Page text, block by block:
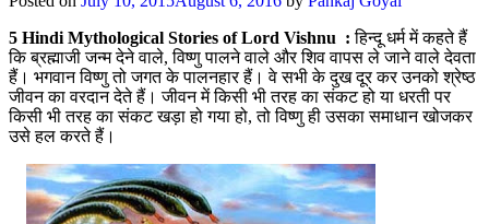
5 Hindi Mythological Stories of Lord Vishnu : हिन्दू धर्म में कहते हैं
कि ब्रह्माजी जन्म देने वाले, विष्णु पालने वाले और शिव वापस ले जाने वाले देवता
हैं। भगवान विष्णु तो जगत के पालनहार हैं। वे सभी के दुख दूर कर उनको श्रेष्ठ
जीवन का वरदान देते हैं। जीवन में किसी भी तरह का संकट हो या धरती पर
किसी भी तरह का संकट खड़ा हो गया हो, तो विष्णु ही उसका समाधान खोजकर
उसे हल करते हैं।